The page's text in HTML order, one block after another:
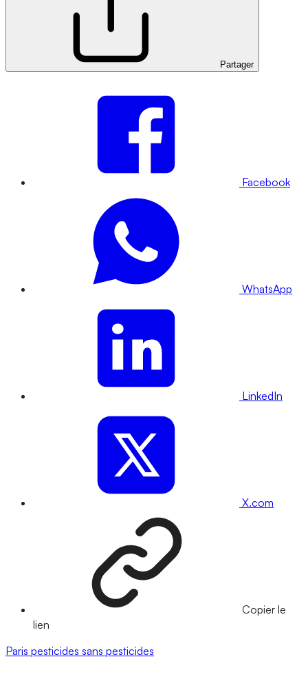
Partager
Facebook
WhatsApp
LinkedIn
X.com
Copier le
lien
Paris pesticides sans pesticides